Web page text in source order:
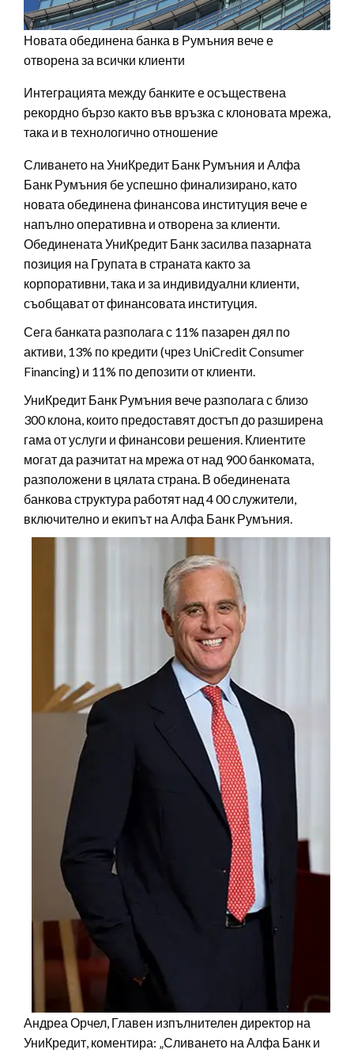
Новата обединена банка в Румъния вече е
отворена за всички клиенти
Интеграцията между банките е осъществена
рекордно бързо както във връзка с клоновата мрежа,
така и в технологично отношение
Сливането на УниКредит Банк Румъния и Алфа
Банк Румъния бе успешно финализирано, като
новата обединена финансова институция вече е
напълно оперативна и отворена за клиенти.
Обединената УниКредит Банк засилва пазарната
позиция на Групата в страната както за
корпоративни, така и за индивидуални клиенти,
съобщават от финансовата институция.
Сега банката разполага с 11% пазарен дял по
активи, 13% по кредити (чрез UniCredit Consumer
Financing) и 11% по депозити от клиенти.
УниКредит Банк Румъния вече разполага с близо
300 клона, които предоставят достъп до разширена
гама от услуги и финансови решения. Клиентите
могат да разчитат на мрежа от над 900 банкомата,
разположени в цялата страна. В обединената
банкова структура работят над 4 00 служители,
включително и екипът на Алфа Банк Румъния.
Андреа Орчел, Главен изпълнителен директор на
УниКредит, коментира: „Сливането на Алфа Банк и